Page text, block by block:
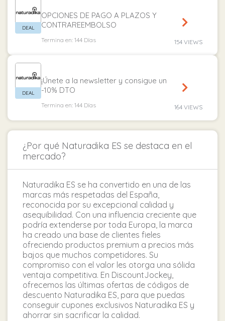
OPCIONES DE PAGO A PLAZOS Y
CONTRAREEMBOLSO
Termina en: 144 Días 154 VIEWS
¡Únete a la newsletter y consigue un
-10% DTO
Termina en: 144 Días 164 VIEWS
¿Por qué Naturadika ES se destaca en el
mercado?
Naturadika ES se ha convertido en una de las
marcas más respetadas del España,
reconocida por su excepcional calidad y
asequibilidad. Con una influencia creciente que
podría extenderse por toda Europa, la marca
ha creado una base de clientes fieles
ofreciendo productos premium a precios más
bajos que muchos competidores. Su
compromiso con el valor les otorga una sólida
ventaja competitiva. En DiscountJockey,
ofrecemos las últimas ofertas de códigos de
descuento Naturadika ES, para que puedas
conseguir cupones exclusivos Naturadika ES y
ahorrar sin sacrificar la calidad.